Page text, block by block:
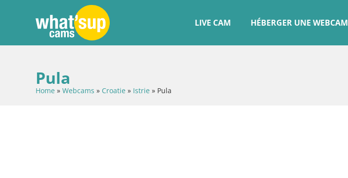
LIVE CAM HÉBERGER UNE WEBCAM
Pula
Home » Webcams » Croatie » Istrie » Pula